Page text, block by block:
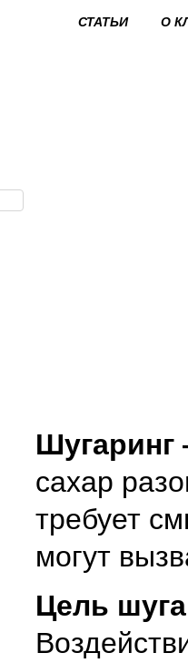
СТАТЬИ О
сахар
требует
могут
Цель